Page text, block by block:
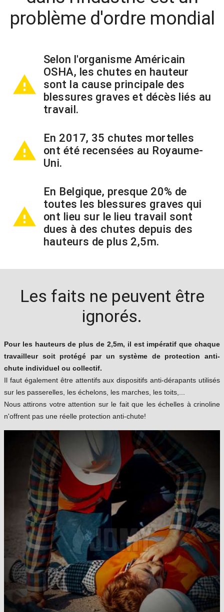
problème d'ordre mondial
warning
Selon l'organisme Américain
OSHA, les chutes en hauteur
sont la cause principale des
blessures graves et décès liés au
travail.
warning
En 2017, 35 chutes mortelles
ont été recensées au Royaume-
Uni.
warning
En Belgique, presque 20% de
toutes les blessures graves qui
ont lieu sur le lieu travail sont
dues à des chutes depuis des
hauteurs de plus 2,5m.
Les faits ne peuvent être
ignorés.
Pour les hauteurs de plus de 2,5m, il est impératif que chaque
travailleur soit protégé par un système de protection anti-
chute individuel ou collectif.
Il faut également être attentifs aux dispositifs anti-dérapants utilisés
sur les passerelles, les échelons, les marches, les toits,...
Nous attirons votre attention sur le fait que les échelles à crinoline
n'offrent pas une réelle protection anti-chute!